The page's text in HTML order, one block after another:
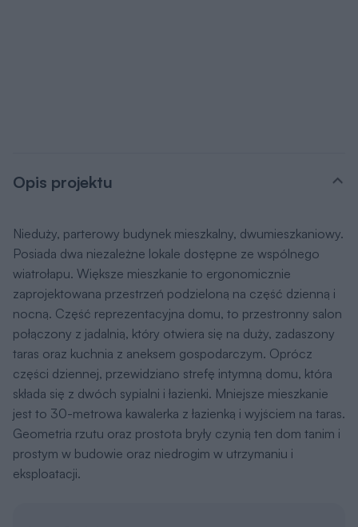
Opis projektu
Nieduży, parterowy budynek mieszkalny, dwumieszkaniowy.
Posiada dwa niezależne lokale dostępne ze wspólnego
wiatrołapu. Większe mieszkanie to ergonomicznie
zaprojektowana przestrzeń podzieloną na część dzienną i
nocną. Część reprezentacyjna domu, to przestronny salon
połączony z jadalnią, który otwiera się na duży, zadaszony
taras oraz kuchnia z aneksem gospodarczym. Oprócz
części dziennej, przewidziano strefę intymną domu, która
składa się z dwóch sypialni i łazienki. Mniejsze mieszkanie
jest to 30-metrowa kawalerka z łazienką i wyjściem na taras.
Geometria rzutu oraz prostota bryły czynią ten dom tanim i
prostym w budowie oraz niedrogim w utrzymaniu i
eksploatacji.